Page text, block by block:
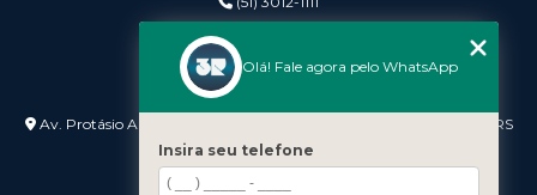
Endereço
Av. Protásio Alves nº 3240 Lojas 7 e 8 - Petrópolis - Porto Alegre - RS
- 90410-007
Olá! Fale agora pelo WhatsApp
Insira seu telefone